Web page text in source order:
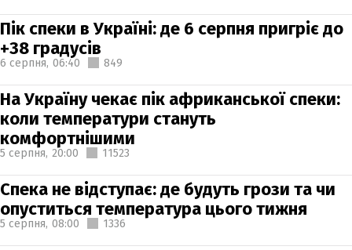
Пік спеки в Україні: де 6 серпня пригріє до
+38 градусів
6 серпня, 06:40 849
На Україну чекає пік африканської спеки:
коли температури стануть
комфортнішими
5 серпня, 20:00 11523
Спека не відступає: де будуть грози та чи
опуститься температура цього тижня
5 серпня, 08:00 1336